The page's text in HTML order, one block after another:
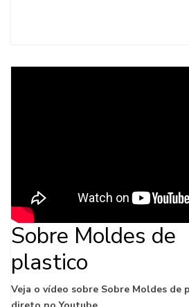
Sobre Moldes de
plastico
Veja o vídeo sobre Sobre Moldes de